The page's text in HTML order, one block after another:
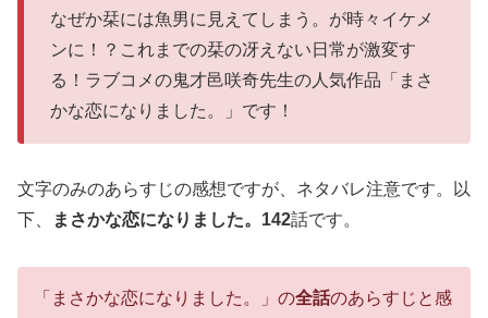
なぜか栞には魚男に見えてしまう。が時々イケメ
ンに！？これまでの栞の冴えない日常が激変す
る！ラブコメの鬼才邑咲奇先生の人気作品「まさ
かな恋になりました。」です！
文字のみのあらすじの感想ですが、ネタバレ注意です。以
下、
まさかな恋になりました。142話です。
「まさかな恋になりました。」の全話のあらすじと感